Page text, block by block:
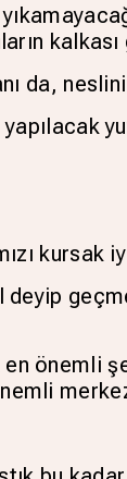
da,
kursak
önemli